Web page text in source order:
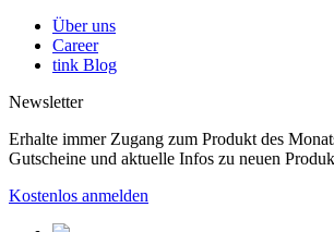
Über uns
Career
tink Blog
Newsletter
Erhalte immer Zugang zum Produkt des
Gutscheine und aktuelle Infos zu neuen
Kostenlos anmelden